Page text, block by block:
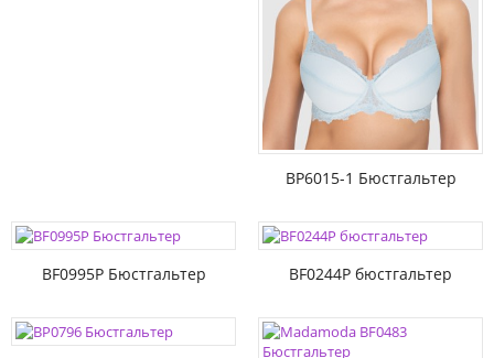
BP6015-1 Бюстгальтер
BF0995P Бюстгальтер BF0244P бюстгальтер